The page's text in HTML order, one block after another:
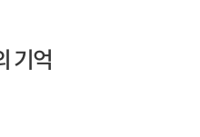
기억